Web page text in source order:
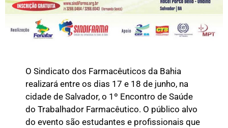
O Sindicato dos Farmacêuticos da Bahia
realizará entre os dias 17 e 18 de junho, na
cidade de Salvador, o 1º Encontro de Saúde
do Trabalhador Farmacêutico. O público alvo
do evento são estudantes e profissionais que